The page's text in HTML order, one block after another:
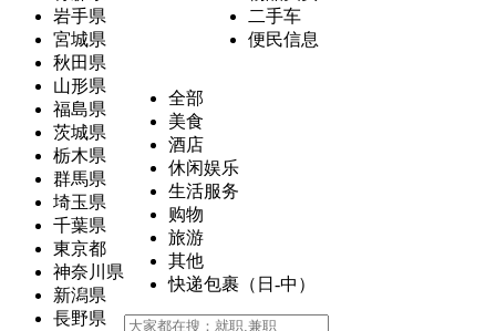
岩手県
宮城県
秋田県
山形県
福島県
茨城県
栃木県
群馬県
埼玉県
千葉県
東京都
神奈川県
新潟県
長野県
二手车
便民信息
全部
美食
酒店
休闲娱乐
生活服务
购物
旅游
其他
快递包裹（日-中）